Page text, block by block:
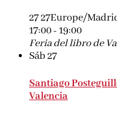
27 27Europe/
17:00-19:00
Feria del libro de
Sáb27
Santiago
Valencia